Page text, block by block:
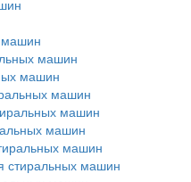
машин
машин
машин
машин
машин
машин
машин
стиральных машин